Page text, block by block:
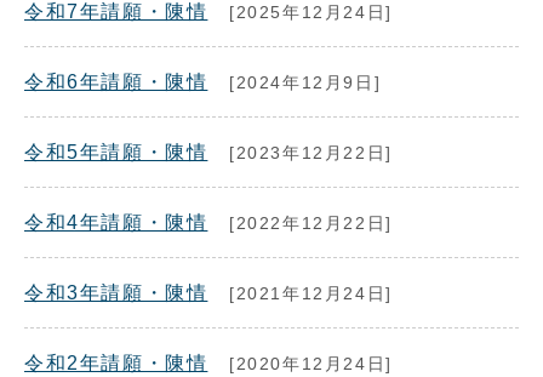
令和7年請願・陳情 [2025年12月24日]
令和6年請願・陳情 [2024年12月9日]
令和5年請願・陳情 [2023年12月22日]
令和4年請願・陳情 [2022年12月22日]
令和3年請願・陳情 [2021年12月24日]
令和2年請願・陳情 [2020年12月24日]